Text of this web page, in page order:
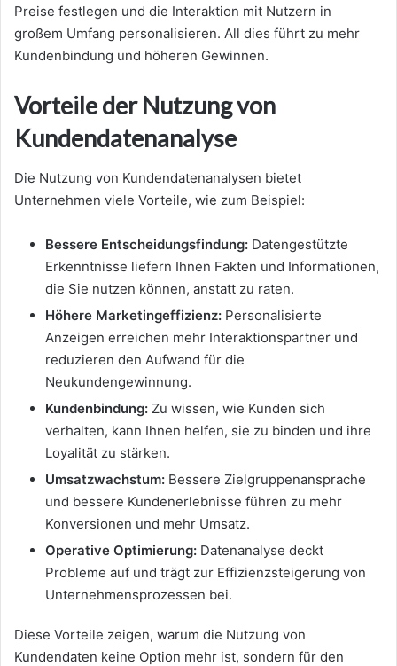
Preise festlegen und die Interaktion mit Nutzern in
großem Umfang personalisieren. All dies führt zu mehr
Kundenbindung und höheren Gewinnen.
Vorteile der Nutzung von
Kundendatenanalyse
Die Nutzung von Kundendatenanalysen bietet
Unternehmen viele Vorteile, wie zum Beispiel:
Bessere Entscheidungsfindung: Datengestützte
Erkenntnisse liefern Ihnen Fakten und Informationen,
die Sie nutzen können, anstatt zu raten.
Höhere Marketingeffizienz: Personalisierte
Anzeigen erreichen mehr Interaktionspartner und
reduzieren den Aufwand für die
Neukundengewinnung.
Kundenbindung: Zu wissen, wie Kunden sich
verhalten, kann Ihnen helfen, sie zu binden und ihre
Loyalität zu stärken.
Umsatzwachstum: Bessere Zielgruppenansprache
und bessere Kundenerlebnisse führen zu mehr
Konversionen und mehr Umsatz.
Operative Optimierung: Datenanalyse deckt
Probleme auf und trägt zur Effizienzsteigerung von
Unternehmensprozessen bei.
Diese Vorteile zeigen, warum die Nutzung von
Kundendaten keine Option mehr ist, sondern für den